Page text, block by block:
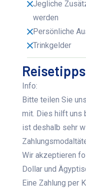
Jegliche
werden
Persönliche
Trinkgelder
Reisetipps
Info:
Bitte teilen Sie
mit. Dies hilft uns
ist deshalb sehr
Wir akzeptieren
Dollar und
Eine Zahlung per